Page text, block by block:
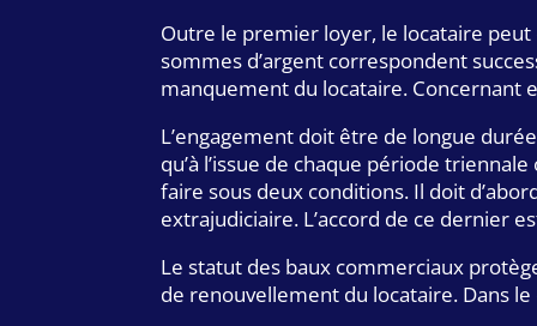
Outre le premier loyer, le locataire
sommes d’argent correspondent
manquement du locataire. Concernant
L’engagement doit être de longue
qu’à l’issue de chaque période
faire sous deux conditions. Il doit
extrajudiciaire. L’accord de ce dernier
Le statut des baux commerciaux
de renouvellement du locataire. Dans